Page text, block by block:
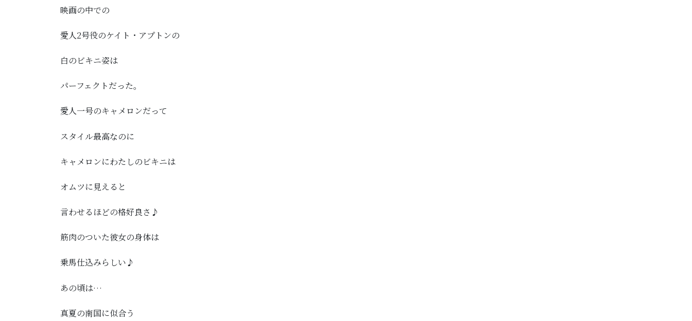
映画の中での
愛人2号役のケイト・アプトンの
白のビキニ姿は
パーフェクトだった。
愛人一号のキャメロンだって
スタイル最高なのに
キャメロンにわたしのビキニは
オムツに見えると
言わせるほどの格好良さ♪
筋肉のついた彼女の身体は
乗馬仕込みらしい♪
あの頃は…
真夏の南国に似合う